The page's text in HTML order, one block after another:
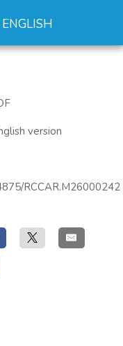
ENGLISH
version
RCCAR.M26000242